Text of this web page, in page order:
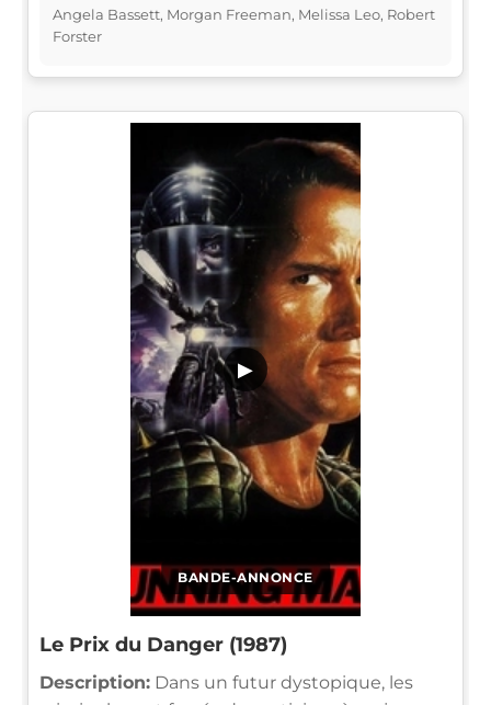
Angela Bassett, Morgan Freeman, Melissa Leo, Robert
Forster
BANDE-ANNONCE
▶
Le Prix du Danger (1987)
Description: Dans un futur dystopique, les